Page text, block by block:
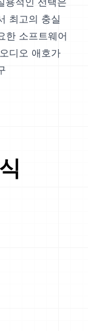
최고의 충실
한 소프트웨어
디오 애호가